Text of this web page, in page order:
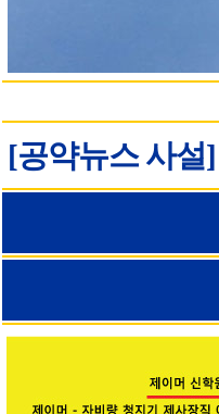
[공약뉴스 사설]